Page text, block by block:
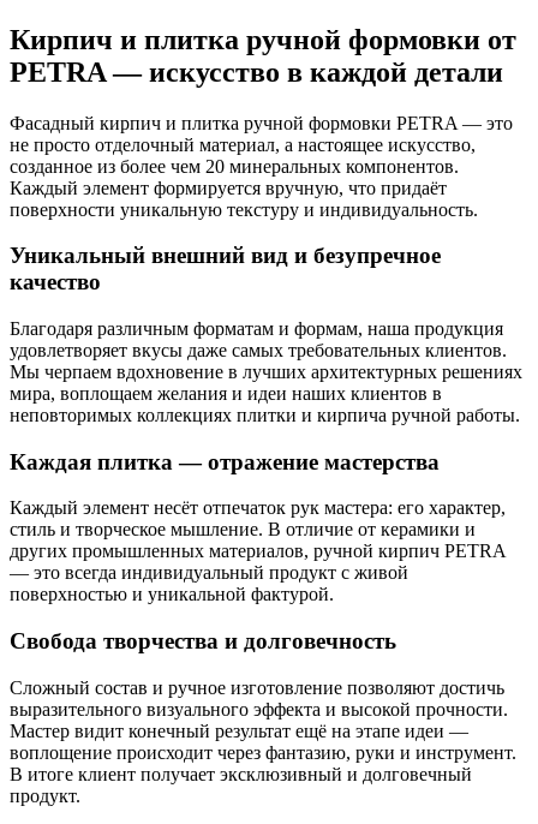
Кирпич и плитка ручной формовки от
PETRA — искусство в каждой детали
Фасадный кирпич и плитка ручной формовки PETRA — это
не просто отделочный материал, а настоящее искусство,
созданное из более чем 20 минеральных компонентов.
Каждый элемент формируется вручную, что придаёт
поверхности уникальную текстуру и индивидуальность.
Уникальный внешний вид и безупречное
качество
Благодаря различным форматам и формам, наша продукция
удовлетворяет вкусы даже самых требовательных клиентов.
Мы черпаем вдохновение в лучших архитектурных решениях
мира, воплощаем желания и идеи наших клиентов в
неповторимых коллекциях плитки и кирпича ручной работы.
Каждая плитка — отражение мастерства
Каждый элемент несёт отпечаток рук мастера: его характер,
стиль и творческое мышление. В отличие от керамики и
других промышленных материалов, ручной кирпич PETRA
— это всегда индивидуальный продукт с живой
поверхностью и уникальной фактурой.
Свобода творчества и долговечность
Сложный состав и ручное изготовление позволяют достичь
выразительного визуального эффекта и высокой прочности.
Мастер видит конечный результат ещё на этапе идеи —
воплощение происходит через фантазию, руки и инструмент.
В итоге клиент получает эксклюзивный и долговечный
продукт.